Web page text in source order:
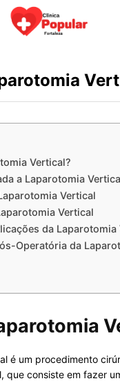
Vertical?
a Laparotomia
Vertical
Vertical
da Laparotomia
Operatória da
é um procedimento
que consiste em fazer